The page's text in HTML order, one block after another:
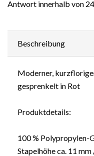
Antwort innerhalb von
Beschreibung
Moderner,
gesprenkelt in Rot
Produktdetails:
100 % Polypropylen-
Stapelhöhe ca. 11